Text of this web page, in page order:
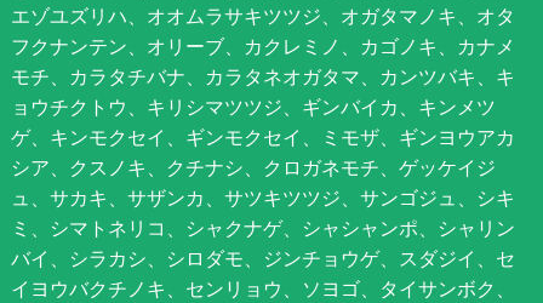
エゾユズリハ、オオムラサキツツジ、オガタマノキ、オタ
フクナンテン、オリーブ、カクレミノ、カゴノキ、カナメ
モチ、カラタチバナ、カラタネオガタマ、カンツバキ、キ
ョウチクトウ、キリシマツツジ、ギンバイカ、キンメツ
ゲ、キンモクセイ、ギンモクセイ、ミモザ、ギンヨウアカ
シア、クスノキ、クチナシ、クロガネモチ、ゲッケイジ
ュ、サカキ、サザンカ、サツキツツジ、サンゴジュ、シキ
ミ、シマトネリコ、シャクナゲ、シャシャンポ、シャリン
バイ、シラカシ、シロダモ、ジンチョウゲ、スダジイ、セ
イヨウバクチノキ、センリョウ、ソヨゴ、タイサンボク、